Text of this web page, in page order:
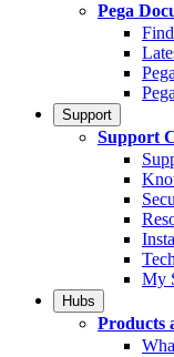
Pega
Support
Support
My
Hubs
Products